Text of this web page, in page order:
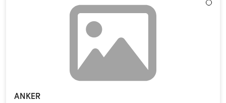
Weiß
ANKER